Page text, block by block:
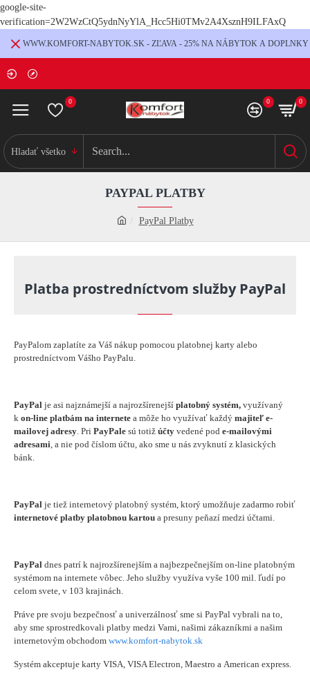
google-site-
verification=2W2WzCtQ5ydnNyYlA_Hcc5Hi0TMv2A4XsznH9ILFAxQ
WWW.KOMFORT-NABYTOK.SK - ZĽAVA - 25% NA NÁBYTOK A DOPLNKY
0 0 0
Hladať všetko
PayPal Platby
PAYPAL PLATBY
Platba prostredníctvom služby PayPal
PayPalom zaplatíte za Váš nákup pomocou platobnej karty alebo
prostredníctvom Vášho PayPalu.
PayPal je asi najznámejší a najrozšírenejší platobný systém, využívaný
k on-line platbám na internete a môže ho využívať každý majiteľ e-
mailovej adresy. Pri PayPale sú totiž účty vedené pod e-mailovými
adresami, a nie pod číslom účtu, ako sme u nás zvyknutí z klasických
bánk.
PayPal je tiež internetový platobný systém, ktorý umožňuje zadarmo robiť
internetové platby platobnou kartou a presuny peňazí medzi účtami.
PayPal dnes patrí k najrozšírenejším a najbezpečnejším on-line platobným
systémom na internete vôbec. Jeho služby využíva vyše 100 mil. ľudí po
celom svete, v 103 krajinách.
Práve pre svoju bezpečnosť a univerzálnosť sme si PayPal vybrali na to,
aby sme sprostredkovali platby medzi Vami, našimi zákazníkmi a našim
internetovým obchodom www.komfort-nabytok.sk
Systém akceptuje karty VISA, VISA Electron, Maestro a American express.